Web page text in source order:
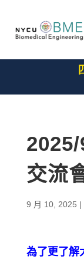
交流
9 月 10, 2025 |
為了更了解